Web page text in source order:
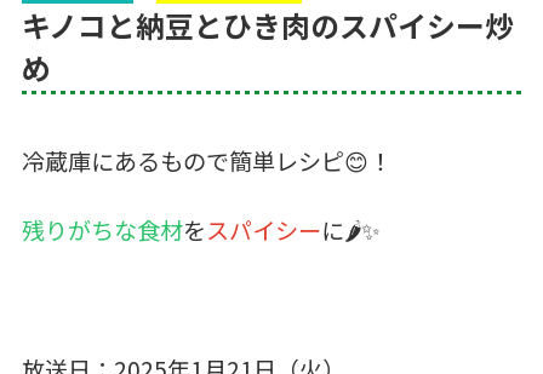
キノコと納豆とひき肉のスパイシー炒
め
冷蔵庫にあるもので簡単レシピ😊！
残りがちな食材をスパイシーに🌶️✨